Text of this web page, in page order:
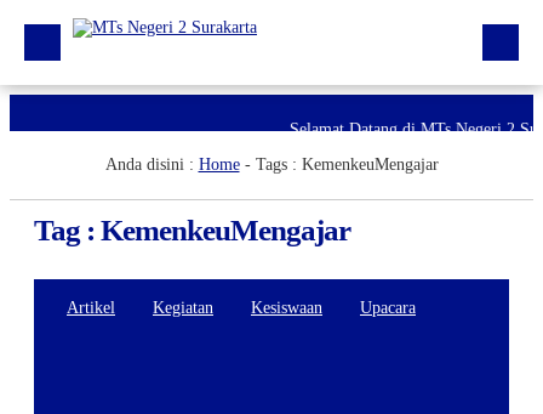
Berita
Profil Madrasah
Kurikulum
Selamat Datang di MTs Negeri 2
Anda disini : Home- Tags : KemenkeuMengajar
Tag : KemenkeuMengajar
Artikel Kegiatan Kesiswaan Upacara